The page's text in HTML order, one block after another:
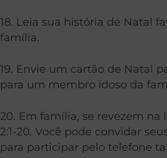
18. Leia sua história de Natal
família.
19. Envie um cartão de Natal
para um membro idoso da
20. Em família, se revezem na
2:1-20. Você pode convidar
para participar pelo telefone